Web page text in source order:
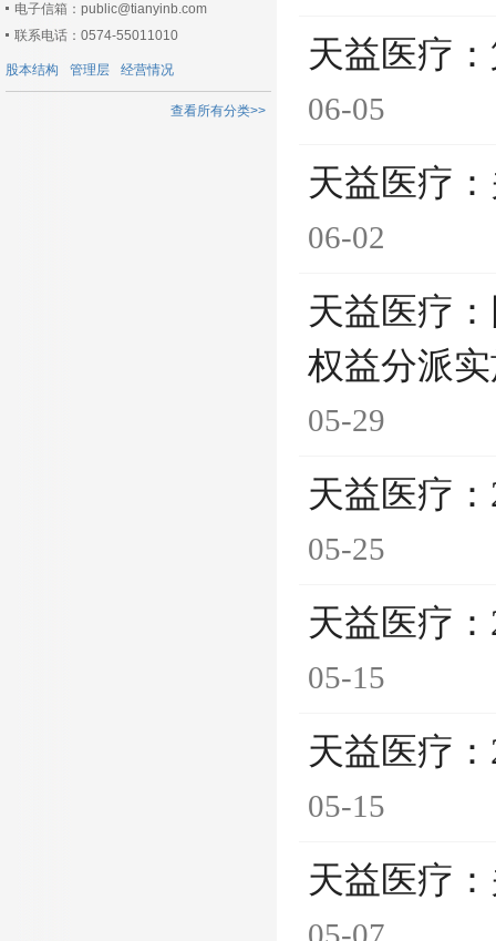
电子信箱：public@tianyinb.com
联系电话：0574-55011010
股本结构 管理层 经营情况
查看所有分类>>
天益医疗
06-05
天益医疗
06-02
天益医疗
权益分派
05-29
天益医疗
05-25
天益医疗
05-15
天益医疗
05-15
天益医疗